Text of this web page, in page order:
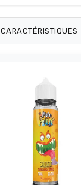
CARACTÉRISTIQUES